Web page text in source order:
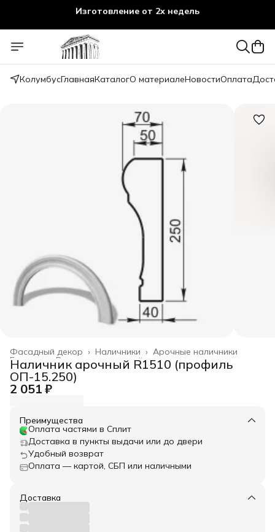
Изготовление от 2х недель
КолумбусГлавнаяКаталогО материалеНовостиОплата
Арочные наличники
Наличники ›
Фасадный декор ›
Весь архитектурный декор ›
Главная ›
Наличник арочный R1510 (профиль
ОП-15.250)
2 051 ₽
Преимущества
Оплата частями в Сплит
Доставка в пункты выдачи или до двери
Удобный возврат
Оплата — картой, СБП или наличными
Доставка